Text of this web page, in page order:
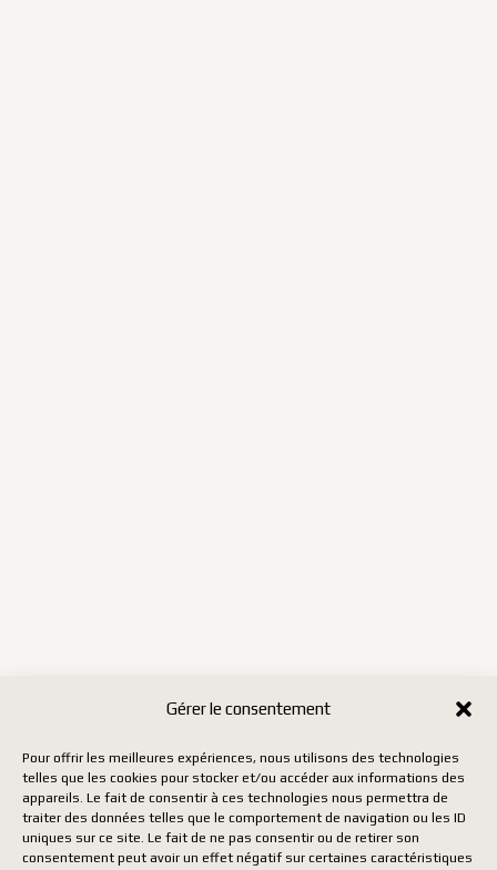
Gérer le consentement
Pour offrir les meilleures expériences, nous utilisons des technologies
telles que les cookies pour stocker et/ou accéder aux informations des
appareils. Le fait de consentir à ces technologies nous permettra de
traiter des données telles que le comportement de navigation ou les ID
uniques sur ce site. Le fait de ne pas consentir ou de retirer son
consentement peut avoir un effet négatif sur certaines caractéristiques